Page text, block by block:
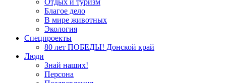
Отдых и туризм
Благое дело
В мире животных
Экология
Спецпроекты
80 лет ПОБЕДЫ! Донской край
Люди
Знай наших!
Персона